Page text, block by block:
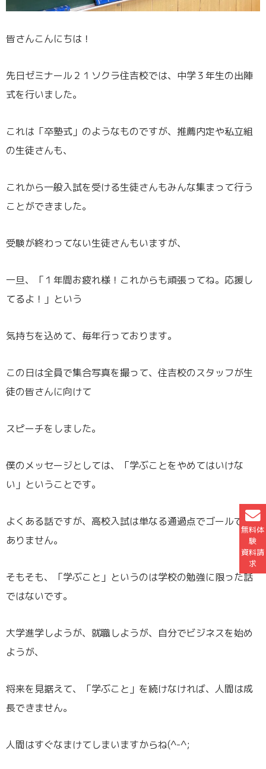
無料体
験
資料請
求
皆さんこんにちは！
先日ゼミナール２１ソクラ住吉校では、中学３年生の出陣
式を行いました。
これは「卒塾式」のようなものですが、推薦内定や私立組
の生徒さんも、
これから一般入試を受ける生徒さんもみんな集まって行う
ことができました。
受験が終わってない生徒さんもいますが、
一旦、「１年間お疲れ様！これからも頑張ってね。応援し
てるよ！」という
気持ちを込めて、毎年行っております。
この日は全員で集合写真を撮って、住吉校のスタッフが生
徒の皆さんに向けて
スピーチをしました。
僕のメッセージとしては、「学ぶことをやめてはいけな
い」ということです。
よくある話ですが、高校入試は単なる通過点でゴールでは
ありません。
そもそも、「学ぶこと」というのは学校の勉強に限った話
ではないです。
大学進学しようが、就職しようが、自分でビジネスを始め
ようが、
将来を見据えて、「学ぶこと」を続けなければ、人間は成
長できません。
人間はすぐなまけてしまいますからね(^-^;